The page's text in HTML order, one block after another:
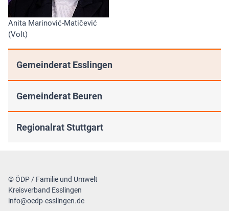
Anita Marinović-Matičević
(Volt)
Gemeinderat Esslingen
Gemeinderat Beuren
Regionalrat Stuttgart
© ÖDP / Familie und Umwelt
Kreisverband Esslingen
info@oedp-esslingen.de